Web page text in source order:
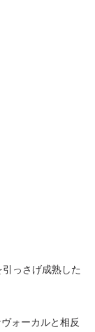
引っさげ成熟した
ォーカルと相反